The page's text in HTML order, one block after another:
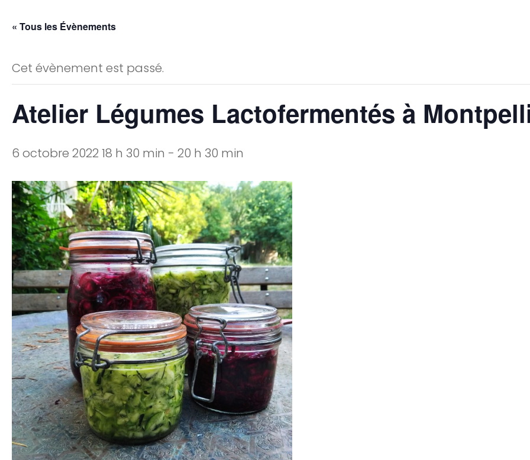
« Tous les Évènements
Cet évènement est passé.
Atelier Légumes Lactofermentés à
6 octobre 2022 18 h 30 min - 20 h 30 min